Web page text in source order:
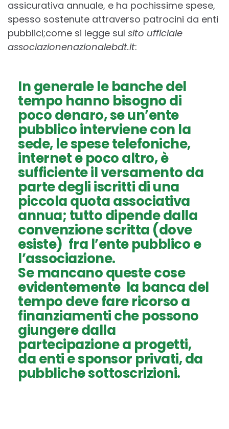
assicurativa annuale, e ha pochissime spese,
spesso sostenute attraverso patrocini da enti
pubblici;come si legge sul sito ufficiale
associazionenazionalebdt.it:
In generale le banche del
tempo hanno bisogno di
poco denaro, se un’ente
pubblico interviene con la
sede, le spese telefoniche,
internet e poco altro, è
sufficiente il versamento da
parte degli iscritti di una
piccola quota associativa
annua; tutto dipende dalla
convenzione scritta (dove
esiste) fra l’ente pubblico e
l’associazione.
Se mancano queste cose
evidentemente la banca del
tempo deve fare ricorso a
finanziamenti che possono
giungere dalla
partecipazione a progetti,
da enti e sponsor privati, da
pubbliche sottoscrizioni.